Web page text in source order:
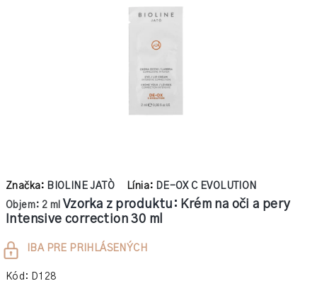
Značka: BIOLINE JATÒ Línia: DE-OX C EVOLUTION
Objem: 2 ml Vzorka z produktu: Krém na oči a pery
Intensive correction 30 ml
Jednotková
cena:
IBA PRE PRIHLÁSENÝCH
Kód: D128